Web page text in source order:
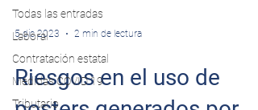
Todas las entradas
Laboral
Contratación estatal
Medidas COVID 19
Tributario
5 dic 2023 2 min de lectura
Riesgos en el uso de